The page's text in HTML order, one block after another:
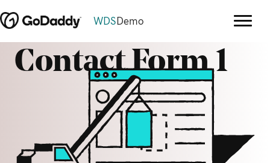
WDS Demo
Contact Form 1